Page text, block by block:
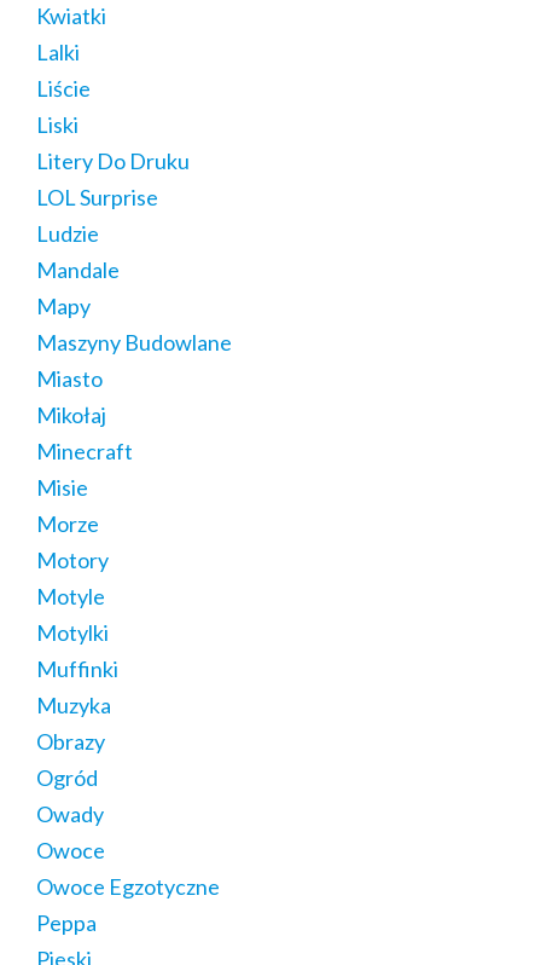
Kwiatki
Lalki
Liście
Liski
Litery Do Druku
LOL Surprise
Ludzie
Mandale
Mapy
Maszyny Budowlane
Miasto
Mikołaj
Minecraft
Misie
Morze
Motory
Motyle
Motylki
Muffinki
Muzyka
Obrazy
Ogród
Owady
Owoce
Owoce Egzotyczne
Peppa
Pieski